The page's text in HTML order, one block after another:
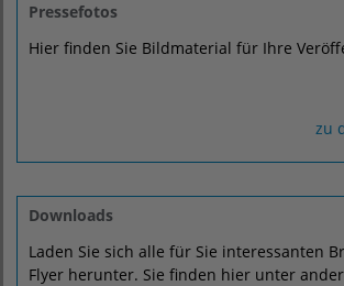
Pressefotos
Hier finden Sie Bildmaterial für Ihre
zu
Downloads
Laden Sie sich alle für Sie interessanten
Flyer herunter. Sie finden hier unter